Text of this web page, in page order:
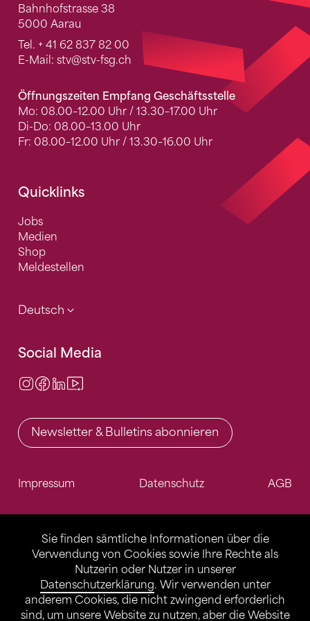
Sie finden sämtliche Informationen über die
Verwendung von Cookies sowie Ihre Rechte als
Nutzerin oder Nutzer in unserer
Datenschutzerklärung. Wir verwenden unter
anderem Cookies, die nicht zwingend erforderlich
sind, um unsere Website zu nutzen, aber die Website
Bahnhofstrasse 38
5000 Aarau
Tel. + 41 62 837 82 00
E-Mail: stv@stv-fsg.ch
Öffnungszeiten Empfang Geschäftsstelle
Mo: 08.00–12.00 Uhr / 13.30–17.00 Uhr
Di-Do: 08.00–13.00 Uhr
Fr: 08.00–12.00 Uhr / 13.30–16.00 Uhr
Quicklinks
Jobs
Medien
Shop
Meldestellen
Deutsch
Social Media
Instagram
Facebook
LinkedIn
Newsletter & Bulletins abonnieren
Impressum Datenschutz AGB